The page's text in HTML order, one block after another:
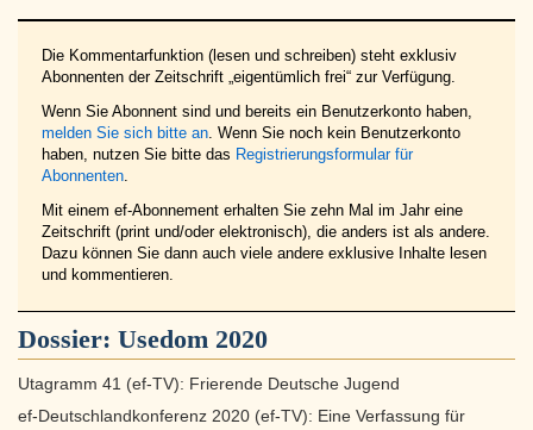
Die Kommentarfunktion (lesen und schreiben) steht exklusiv
Abonnenten der Zeitschrift „eigentümlich frei“ zur Verfügung.
Wenn Sie Abonnent sind und bereits ein Benutzerkonto haben,
melden Sie sich bitte an. Wenn Sie noch kein Benutzerkonto
haben, nutzen Sie bitte das Registrierungsformular für
Abonnenten.
Mit einem ef-Abonnement erhalten Sie zehn Mal im Jahr eine
Zeitschrift (print und/oder elektronisch), die anders ist als andere.
Dazu können Sie dann auch viele andere exklusive Inhalte lesen
und kommentieren.
Dossier: Usedom 2020
Utagramm 41 (ef-TV): Frierende Deutsche Jugend
ef-Deutschlandkonferenz 2020 (ef-TV): Eine Verfassung für